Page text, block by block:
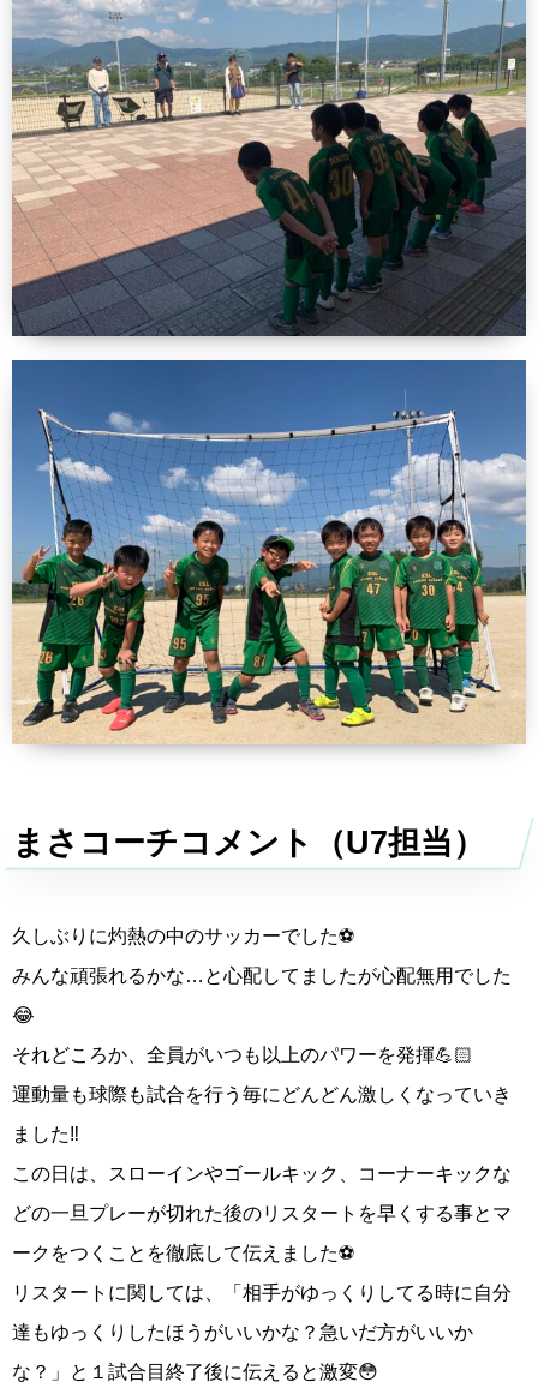
まさコーチコメント（U7担当）
久しぶりに灼熱の中のサッカーでした⚽️
みんな頑張れるかな…と心配してましたが心配無用でした
😂
それどころか、全員がいつも以上のパワーを発揮💪🏻
運動量も球際も試合を行う毎にどんどん激しくなっていき
ました‼️
この日は、スローインやゴールキック、コーナーキックな
どの一旦プレーが切れた後のリスタートを早くする事とマ
ークをつくことを徹底して伝えました⚽️
リスタートに関しては、「相手がゆっくりしてる時に自分
達もゆっくりしたほうがいいかな？急いだ方がいいか
な？」と１試合目終了後に伝えると激変😳